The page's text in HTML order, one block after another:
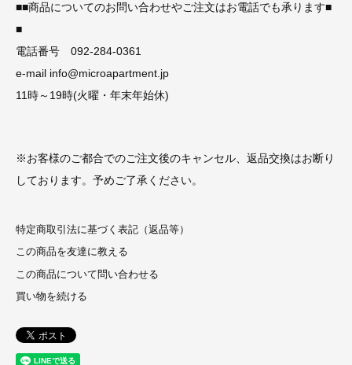
■■商品についてのお問い合わせやご注文はお電話でも承ります■
■
電話番号 092-284-0361
e-mail info@microapartment.jp
11時～19時(火曜・年末年始休)
※お客様のご都合でのご注文後のキャンセル、返品交換はお断り
しております。予めご了承ください。
特定商取引法に基づく表記（返品等）
この商品を友達に教える
この商品について問い合わせる
買い物を続ける